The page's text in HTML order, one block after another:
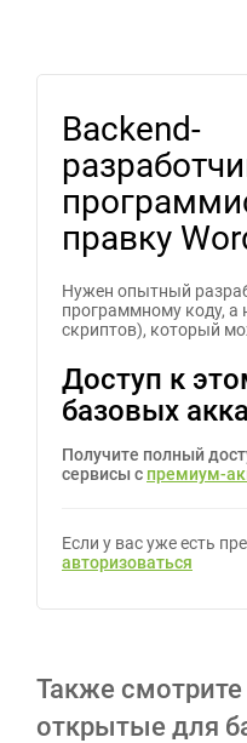
Backend-
правку
Нужен опытный
программному коду, а
скриптов), который
Доступ к
базовых
Получите полный
сервисы с премиум-
Если у вас уже есть
авторизоваться
Также смотрите
открытые для